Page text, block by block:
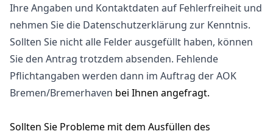
Ihre Angaben und Kontaktdaten auf Fehlerfreiheit und
nehmen Sie die Datenschutzerklärung zur Kenntnis.
Sollten Sie nicht alle Felder ausgefüllt haben, können
Sie den Antrag trotzdem absenden. Fehlende
Pflichtangaben werden dann im Auftrag der AOK
Bremen/Bremerhaven bei Ihnen angefragt.
Sollten Sie Probleme mit dem Ausfüllen des